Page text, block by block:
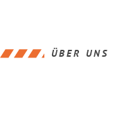
ÜBER UNS